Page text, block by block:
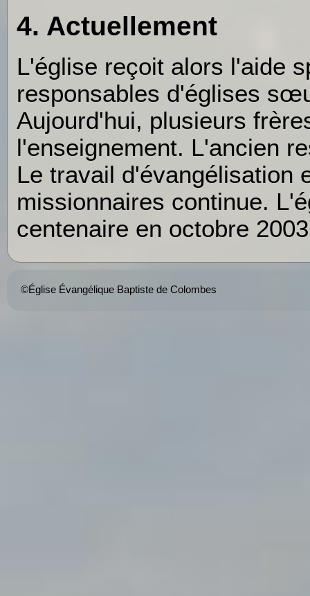
4. Actuellement
L'église reçoit alors l'aide
responsables d'églises
Aujourd'hui, plusieurs
l'enseignement. L'ancien
Le travail
missionnaires continue.
centenaire en octobre
©Église Évangélique Baptiste de Colombes